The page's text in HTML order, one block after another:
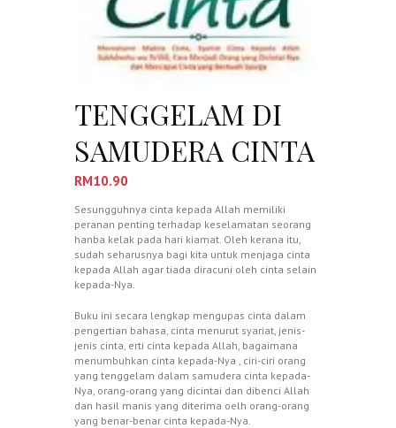
TENGGELAM DI
SAMUDERA CINTA
RM10.90
Sesungguhnya cinta kepada Allah memiliki
peranan penting terhadap keselamatan seorang
hanba kelak pada hari kiamat. Oleh kerana itu,
sudah seharusnya bagi kita untuk menjaga cinta
kepada Allah agar tiada diracuni oleh cinta selain
kepada-Nya.
Buku ini secara lengkap mengupas cinta dalam
pengertian bahasa, cinta menurut syariat, jenis-
jenis cinta, erti cinta kepada Allah, bagaimana
menumbuhkan cinta kepada-Nya , ciri-ciri orang
yang tenggelam dalam samudera cinta kepada-
Nya, orang-orang yang dicintai dan dibenci Allah
dan hasil manis yang diterima oelh orang-orang
yang benar-benar cinta kepada-Nya.